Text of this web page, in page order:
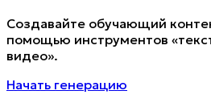
Создавайте обучающий
помощью инструментов
видео».
Начать генерацию